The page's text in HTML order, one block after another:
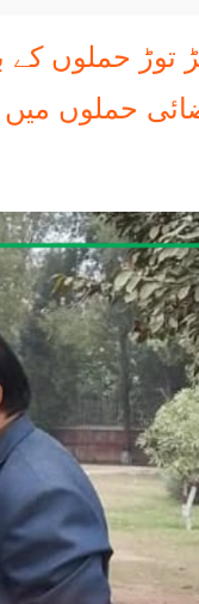
توڑ حملوں
میں اب تک